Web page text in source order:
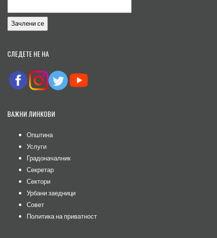
СЛЕДЕТЕ НЕ НА
ВАЖНИ ЛИНКОВИ
Општина
Услуги
Градоначалник
Секретар
Сектори
Урбани заедници
Совет
Политика на приватност